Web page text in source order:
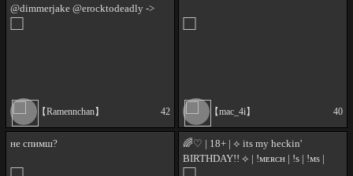
@dimmerjake @erocktodeadly ->
【Ramennchan】 42 【mac_4i】 40
не спимш?
🌈♡ | 18+ | ⟡ its my heckin'
BIRTHDAY!! ⟡ | !ᴍᴇʀᴄʜ | !s | !ᴍs |